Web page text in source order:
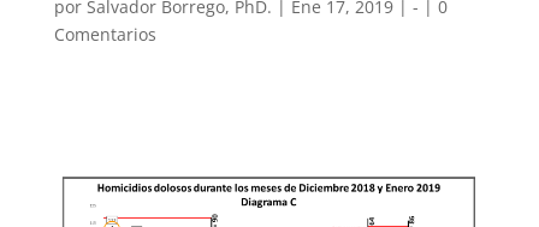
por Salvador Borrego, PhD. | Ene 17, 2019| - | 0
Comentarios